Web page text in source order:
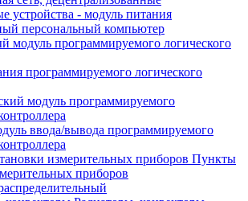
устройства - модуль питания
персональный компьютер
модуль программируемого логического
программируемого логического
модуль программируемого
ввода/вывода программируемого
Пункты
приборов